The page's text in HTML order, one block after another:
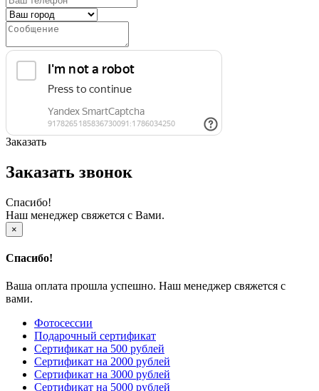
Заказать
Заказать звонок
Спасибо!
Наш менеджер свяжется с Вами.
×
Спасибо!
Ваша оплата прошла успешно. Наш менеджер свяжется с
вами.
Фотосессии
Подарочный сертификат
Сертификат на 500 рублей
Сертификат на 2000 рублей
Сертификат на 3000 рублей
Сертификат на 5000 рублей